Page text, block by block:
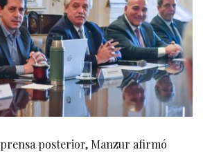
posterior, Manzur afirmó